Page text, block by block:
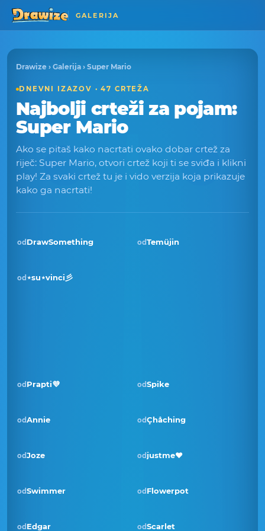
GALERIJA
Drawize › Galerija › Super Mario
DNEVNI IZAZOV · 47 CRTEŽA
Najbolji crteži za pojam:
Super Mario
Ako se pitaš kako nacrtati ovako dobar crtež za
riječ: Super Mario, otvori crtež koji ti se sviđa i klikni
play! Za svaki crtež tu je i vido verzija koja prikazuje
kako ga nacrtati!
Pobjednik · lip 2026
od DrawSomething odTemüjin
od ⋆su⋆vinci彡
od Prapti💜 odSpike
Pobjednik · lip 2025
odAnnie odÇhåching
odJoze odjustme❤️
odSwimmer od Flowerpot
Pobjednik · kol 2024
od Edgar odScarlet